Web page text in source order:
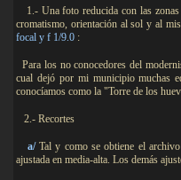
1.- Una foto reducida con las zonas
cromatismo, orientación al sol y al
focal y f 1/9.0 :
Para los no conocedores del
cual dejó por mi municipio muchas
conocíamos como la "Torre de los
2.- Recortes
a/Tal y como se obtiene el
ajustada en media-alta. Los demás